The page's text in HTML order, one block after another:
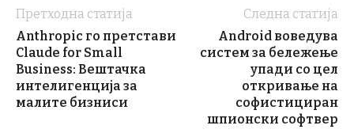
Претходна статија
Anthropic го претстави
Claude for Small
Business: Вештачка
интелигенција за
малите бизниси
Следна статија
Android воведува
систем за бележење
упади со цел
откривање на
софистициран
шпионски софтвер